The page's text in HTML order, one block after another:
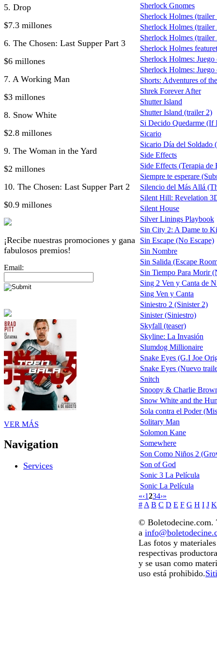
5. Drop
$7.3 millones
6. The Chosen: Last Supper Part 3
$6 millones
7. A Working Man
$3 millones
8. Snow White
$2.8 millones
9. The Woman in the Yard
$2 millones
10. The Chosen: Last Supper Part 2
$0.9 millones
¡Recibe nuestras promociones y gana
fabulosos premios!
Email:
VER MÁS
Navigation
Services
Sherlock Gnomes
Sherlock Holmes (trailer
Sherlock Holmes (trailer
Sherlock Holmes (trailer
Sherlock Holmes
Sherlock Holmes: Juego
Sherlock Holmes:
Shorts: Adventures of
Shrek Forever After
Shutter Island
Shutter Island (trailer 2)
Si Decido Quedarme (If
Sicario
Sicario Día del Soldado
Side Effects
Side Effects (Terapia de
Siempre te esperare
Silencio del Más Allá
Silent Hill: Revelation
Silent House
Silver Linings Playbook
Sin City 2: A Dame to
Sin Escape (No Escape)
Sin Nombre
Sin Salida (Escape
Sin Tiempo Para Morir
Sing 2 Ven y Canta de
Sing Ven y Canta
Siniestro 2 (Sinister 2)
Sinister (Siniestro)
Skyfall (teaser)
Skyline: La Invasión
Slumdog Millionaire
Snake Eyes (G.I Joe
Snake Eyes (Nuevo
Snitch
Snoopy & Charlie
Snow White and the
Sola contra el Poder
Solitary Man
Solomon Kane
Somewhere
Son Como Niños 2
Son of God
Sonic 3 La Película
Sonic La Película
«‹1234›»
# A B C D E F G H I J K
© Boletodecine.com.
a
Las fotos y
respectivas
y se usan como
uso está prohibido.